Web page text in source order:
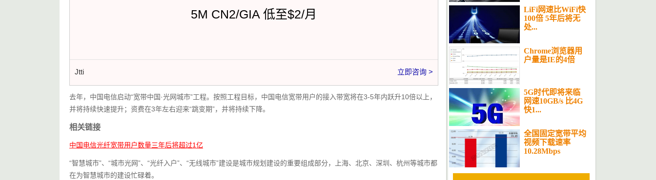
LiFi网速比WiFi快
100倍 5年后将无
处...
Chrome浏览器用
户量是IE的4倍
5G时代即将来临
网速10GB/s 比4G
快1...
全国固定宽带平均
视频下载速率
10.28Mbps
5M CN2/GIA 低至$2/月
Jtti 立即咨询 >
去年，中国电信启动“宽带中国·光网城市”工程。按照工程目标，中国电信宽带用户的接入带宽将在3-5年内跃升10倍以上，
并将持续快速提升；资费在3年左右迎来“跳变期”，并将持续下降。
相关链接
中国电信光纤宽带用户数量三年后将超过1亿
“智慧城市”、“城市光网”、“光纤入户”、“无线城市”建设是城市规划建设的重要组成部分，上海、北京、深圳、杭州等城市都
在为智慧城市的建设忙碌着。